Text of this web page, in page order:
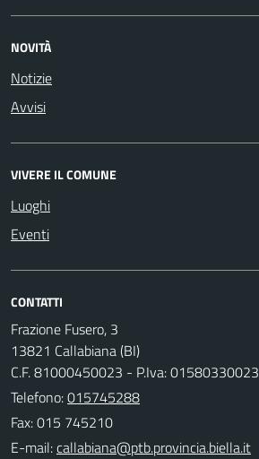
NOVITÀ
Notizie
Avvisi
VIVERE IL COMUNE
Luoghi
Eventi
CONTATTI
Frazione Fusero, 3
13821 Callabiana (BI)
C.F. 81000450023 - P.Iva: 01580330023
Telefono:015745288
Fax: 015 745210
E-mail: